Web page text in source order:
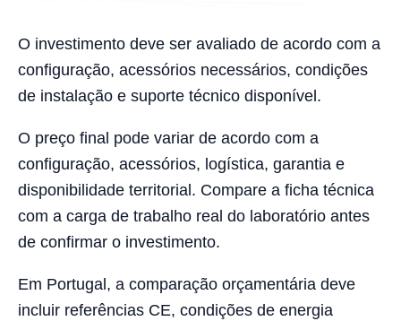
O investimento deve ser avaliado de acordo com a
configuração, acessórios necessários, condições
de instalação e suporte técnico disponível.
O preço final pode variar de acordo com a
configuração, acessórios, logística, garantia e
disponibilidade territorial. Compare a ficha técnica
com a carga de trabalho real do laboratório antes
de confirmar o investimento.
Em Portugal, a comparação orçamentária deve
incluir referências CE, condições de energia